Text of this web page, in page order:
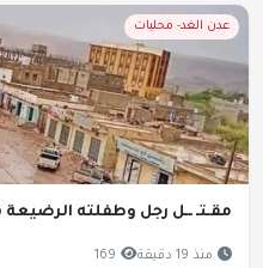
عدن الغد- محليات
مقـتـ ــل رجل وطفلته
منذ 19 دقيقة 169